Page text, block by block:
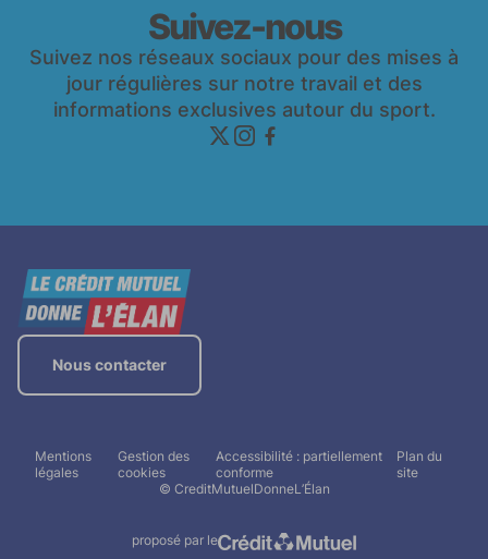
Suivez-nous
Suivez nos réseaux sociaux pour des mises à
jour régulières sur notre travail et des
informations exclusives autour du sport.
twitter instagram facebook
Nous contacter
Mentions
légales
Gestion des
cookies
Accessibilité : partiellement
conforme
Plan du
site
© CreditMutuelDonneL’Élan
proposé par le